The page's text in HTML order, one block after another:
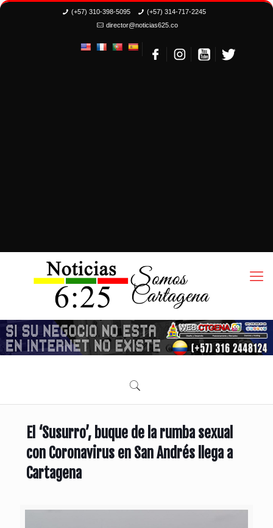
(+57) 310-398-5095
(+57) 314-717-2245
director@noticias625.co
El ‘Susurro’, buque de la rumba sexual
con Coronavirus en San Andrés llega a
Cartagena